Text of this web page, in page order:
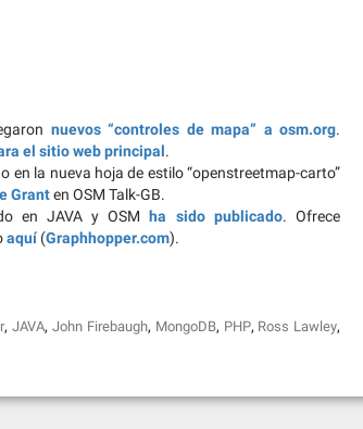
nuevos “controles de mapa” a osm.org.
el sitio web principal.
en la nueva hoja de estilo “openstreetmap-carto”
Granten OSM Talk-GB.
en JAVA y OSMha sido publicado. Ofrece
aquí(Graphhopper.com).
,JAVA, John Firebaugh, MongoDB, PHP, Ross Lawley,